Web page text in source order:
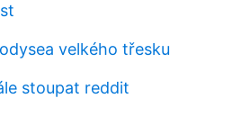
velkého třesku
stoupat reddit